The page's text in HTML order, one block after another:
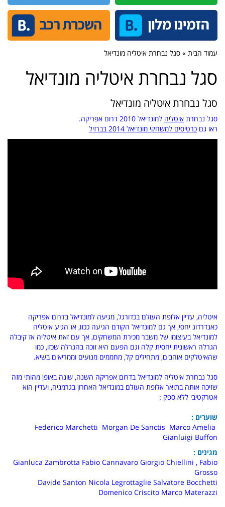
עמוד הבית » סגל נבחרת איטליה מונדיאל
סגל נבחרת איטליה מונדיאל
סגל נבחרת איטליה מונדיאל
סגל נבחרת איטליה למונדיאל 2010 דרום אפריקה.
ראו גם כרטיסים למשחקי מונדיאל 2014 בברזיל
איטליה, עדיין אלופת העולם בכדורגל, מגיעה למונדיאל בדרום אפריקה
כאנדרדוג יחסי, אך גם למונדיאל הקודם הגיעה ככזו, אז הגיע איטליה
למונדיאל בעיצומו של משבר מכירת המשחקים, אך עם זאת איטליה אז קיבלה
הגרלה ראשונית יחסית קלה וגם הפעם היא זוכה בהגרלה שכזו, כמו
שהאיטלקים אוהבים, מתחילים קל, מחממים מנועים וממריאים בשיא.
סגל נבחרת איטליה למונדיאל בדרום אפריקה השנה, שונה באופן מהותי מזה
שזיכה אותה בתואר אלופת העולם במונדיאל האחרון בגרמניה, ועדיין הוא
אטרקטיבי ללא ספק :
שוערים :
Federico Marchetti Morgan De Sanctis Marco Amelia
Gianluigi Buffon
מגינים :
Gianluca Zambrotta Fabio Cannavaro Giorgio Chiellini , Fabio
Grosso
Davide Santon Nicola Legrottaglie Salvatore Bocchetti
Domenico Criscito Marco Materazzi